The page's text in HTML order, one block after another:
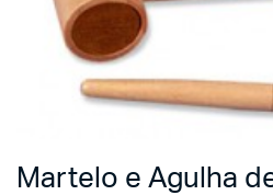
Martelo e Agulha